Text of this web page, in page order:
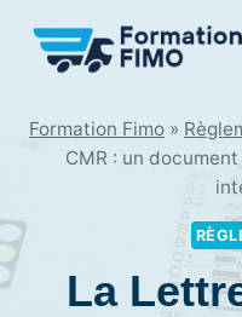
Formation Fimo »
CMR : un
La